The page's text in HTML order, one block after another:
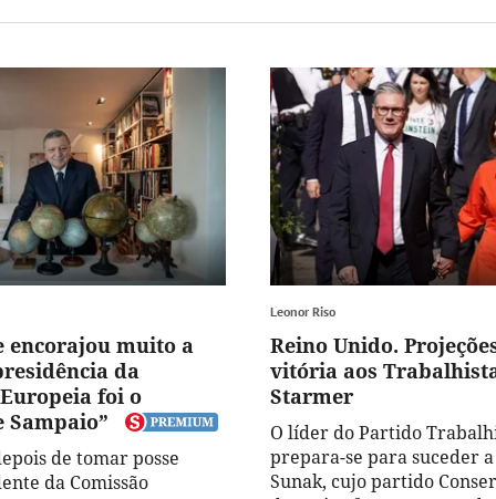
encorajou muito a
da
foi o
Sampaio”
de tomar posse
da Comissão
Leonor Riso
Reino Unido.
vitória aos
Starmer
O líder do Partido
prepara-se para suceder
Sunak, cujo partido